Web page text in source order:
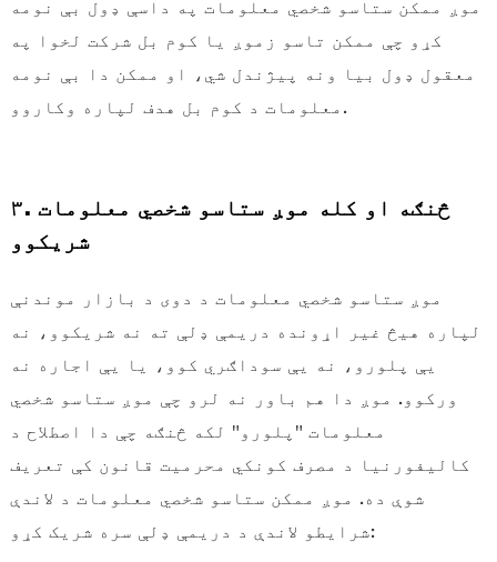
موږ ممکن ستاسو شخصي معلومات په داسې ډول بې نومه
کړو چې ممکن تاسو زموږ یا کوم بل شرکت لخوا په
معقول ډول بیا ونه پیژندل شي، او ممکن دا بې نومه
معلومات د کوم بل هدف لپاره وکاروو.
۳. څنګه او کله موږ ستاسو شخصي معلومات
شریکوو
موږ ستاسو شخصي معلومات د دوی د بازار موندنې
لپاره هیڅ غیر اړونده دریمې ډلې ته نه شریکوو، نه
یې پلورو، نه یې سوداګري کوو، یا یې اجاره نه
ورکوو. موږ دا هم باور نه لرو چې موږ ستاسو شخصي
معلومات "پلورو" لکه څنګه چې دا اصطلاح د
کالیفورنیا د مصرف کونکي محرمیت قانون کې تعریف
شوې ده. موږ ممکن ستاسو شخصي معلومات د لاندې
شرایطو لاندې د دریمې ډلې سره شریک کړو: